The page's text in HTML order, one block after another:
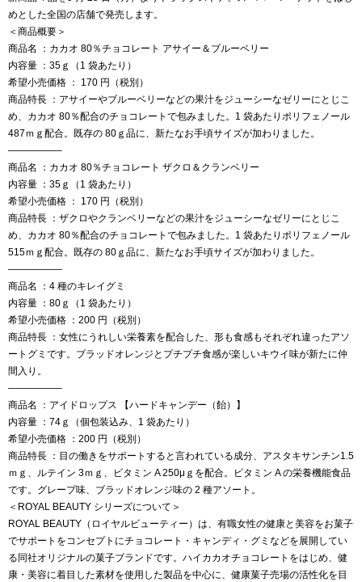
めとした全国の店舗で発売します。
＜商品概要＞
商品名 ：カカオ 80％チョコレート アサイー＆ブルーベリー
内容量 ：35ｇ（1 袋あたり）
希望小売価格 ： 170 円（税別）
商品特長 ：アサイーやブルーベリーなどの果汁をジューシーなゼリーにとじこ
め、カカオ 80％配合のチョコレートで包みました。1 袋あたりポリフェノール
487ｍｇ配合。既存の 80ｇ品に、新たなお手頃サイズが加わりました。
—————–
商品名 ：カカオ 80％チョコレート ザクロ＆クランベリー
内容量 ：35ｇ（1 袋あたり）
希望小売価格 ： 170 円（税別）
商品特長 ：ザクロやクランベリーなどの果汁をジューシーなゼリーにとじこ
め、カカオ 80％配合のチョコレートで包みました。1 袋あたりポリフェノール
515ｍｇ配合。既存の 80ｇ品に、新たなお手頃サイズが加わりました。
—————–
商品名 ：4 種のキレイグミ
内容量 ：80ｇ（1 袋あたり）
希望小売価格 ：200 円（税別）
商品特長 ：女性にうれしい栄養素を配合した、形も食感もそれぞれ違ったアソ
ートグミです。ブラッドオレンジとプチプチ食感が楽しいキウイ味が新たに仲
間入り。
—————–
商品名 ：アイドロップス 【ハードキャンデー（飴）】
内容量 ：74ｇ（個包装込み、1 袋あたり）
希望小売価格 ：200 円（税別）
商品特長 ：目の働きをサポートすると言われている成分、アスタキサンチン1.5
ｍｇ、ルテイン 3ｍｇ、ビタミン A 250μｇを配合。ビタミン A の栄養機能食品
です。グレープ味、ブラッドオレンジ味の 2 種アソート。
＜ROYAL BEAUTY シリーズについて＞
ROYAL BEAUTY（ロイヤルビューティー）は、有職女性の健康と美容をお菓子
でサポートをコンセプトにチョコレート・キャンディ・グミなどを展開してい
る同社オリジナルの菓子ブランドです。ハイカカオチョコレートをはじめ、健
康・美容に着目した素材を使用した製品を中心に、健康菓子売場の活性化を目